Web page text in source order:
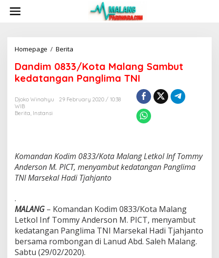
Homepage / Berita
n
0
o
t
a
M
a
n
g
S
a
m
Dandim 0833/Kota Malang Sambut
kedatangan Panglima TNI
Djoko Winahyu
29 February 2020 / 10:38
WIB
Berita, Instansi
Komandan Kodim 0833/Kota Malang Letkol Inf Tommy
Anderson M. PICT, menyambut kedatangan Panglima
TNI Marsekal Hadi Tjahjanto
.
MALANG– Komandan Kodim 0833/Kota Malang
Letkol Inf Tommy Anderson M. PICT, menyambut
kedatangan Panglima TNI Marsekal Hadi Tjahjanto
bersama rombongan di Lanud Abd. Saleh Malang.
Sabtu (29/02/2020).